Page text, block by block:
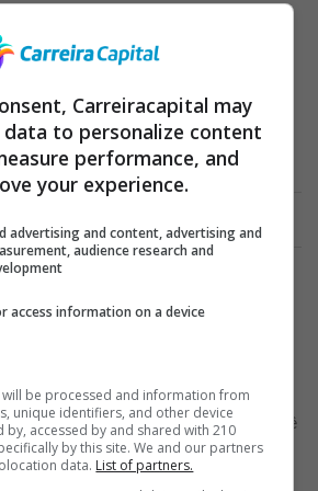
ser planejado (com aportes
Neste caso, você põe quantias de
sem que haja uma periodização
Anuncio
está começando é manter o
gratuito e resgatar apenas o
precisando.
por até 6 meses no Neon, você
do CDI. Completando a 3 anos, o
101 %.
Carreiracapital may
data to personalize content
performance, and
your experience.
advertising and content, advertising and
audience research and
access information on a device
be processed and information from
unique identifiers, and other device
by, accessed by and shared with 210
by this site. We and our partners
data. List of partners.